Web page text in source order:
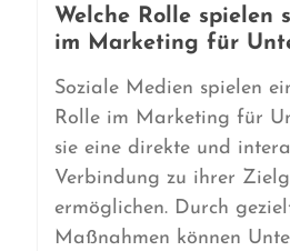
Welche Rolle spielen
im Marketing für
Soziale Medien spielen
Rolle im Marketing für
sie eine direkte und
Verbindung zu ihrer
ermöglichen. Durch
Maßnahmen können